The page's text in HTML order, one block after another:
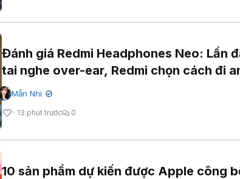
Đánh giá Redmi Headphones Neo: Lần
tai nghe over-ear, Redmi chọn cách đi
Mẫn Nhi ✔
13 phút trước 0
10 sản phẩm dự kiến được Apple công